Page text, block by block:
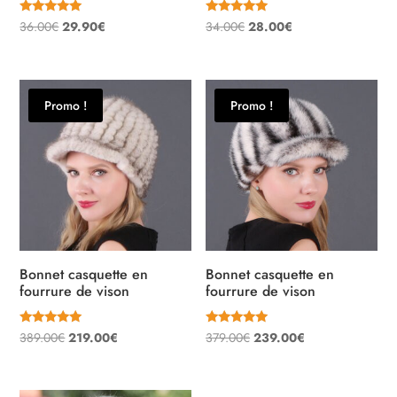
Note
5.00
36.00€Le
36.00€.
29.90€
est :
29.90€.
Note
5.00
34.00€ Le
34.00€.
28.00€
est :
28.00€.
Promo !
Bonnet casquette en
fourrure de vison
Note
5.00
389.00€Le
219.00€
Promo !
Bonnet casquette en
fourrure de vison
Note
5.00
379.00€ Le
239.00€